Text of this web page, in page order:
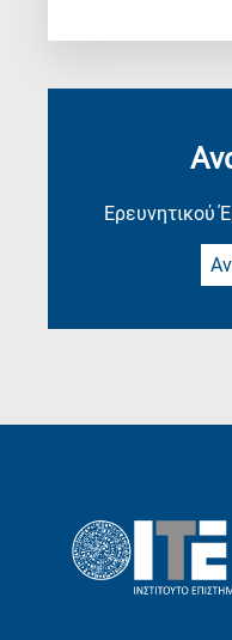
Ερευνητικού